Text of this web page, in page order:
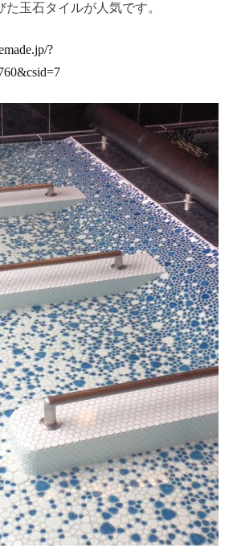
玉石タイルが人気です。
?